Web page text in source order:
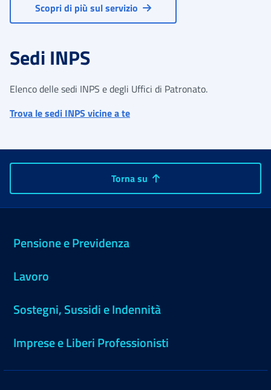
Scopri di più sul servizio
Sedi INPS
Elenco delle sedi INPS e degli Uffici di Patronato.
Trova le sedi INPS vicine a te
Torna su
Pensione e Previdenza
Lavoro
Sostegni, Sussidi e Indennità
Imprese e Liberi Professionisti